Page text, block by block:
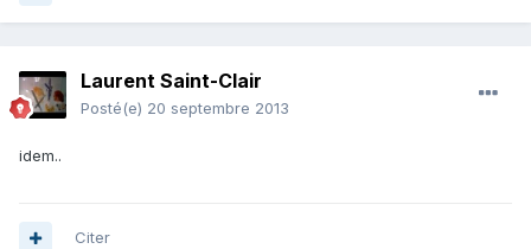
Laurent Saint-Clair
Posté(e) 20 septembre 2013
idem..
Citer